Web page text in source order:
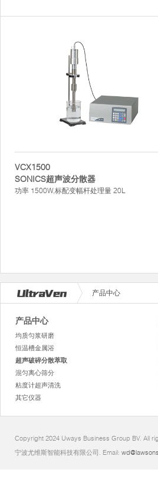
VCX1500
SONICS超声波分散器
功率 1500W,标配变幅杆处理量 20L
产品中心
产品中心
均质匀浆研磨
恒温槽金属浴
超声破碎分散萃取
混匀离心筛分
粘度计超声清洗
其它仪器
Copyright 2024 Uways Business Group BV. All
宁波尤维斯智能科技有限公司. Email: